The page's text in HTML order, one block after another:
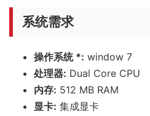
系统需求
操作系统 *: window 7
处理器: Dual Core CPU
内存: 512 MB RAM
显卡: 集成显卡